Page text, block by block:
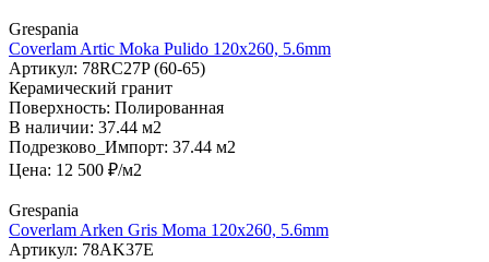
Grespania
Coverlam Artic Moka Pulido 120х260, 5.6mm
Артикул: 78RC27P (60-65)
Керамический гранит
Поверхность: Полированная
В наличии: 37.44 м2
Подрезково_Импорт: 37.44 м2
Цена: 12 500 ₽/м2
Grespania
Coverlam Arken Gris Moma 120х260, 5.6mm
Артикул: 78AK37E